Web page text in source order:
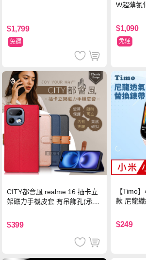
$1,799
免運
W超薄氮
$1,090
免運
CITY都會風 realme 16 插卡立
架磁力手機皮套 有吊飾孔(承諾
$399
【Timo
款 尼龍織
$249